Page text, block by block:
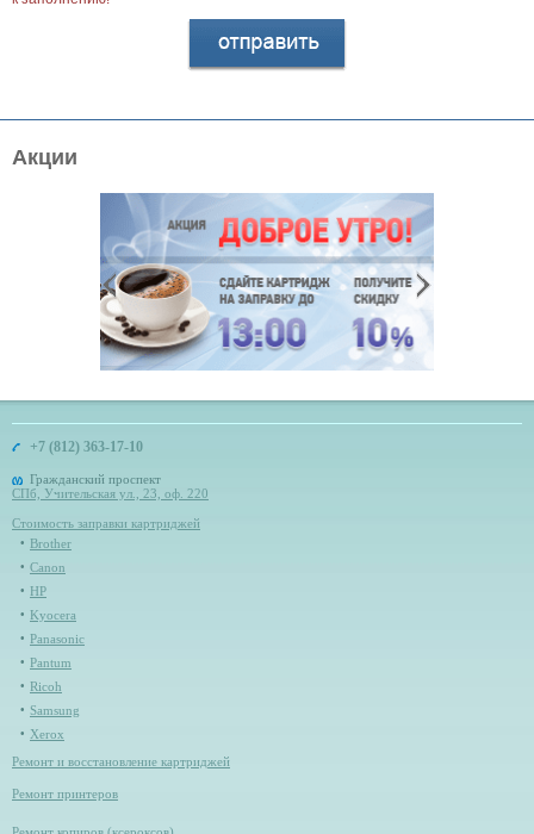
Акции
+7 (812) 363-17-10
Гражданский проспект
СПб, Учительская ул., 23, оф. 220
Стоимость заправки картриджей
Brother
Canon
HP
Kyocera
Panasonic
Pantum
Ricoh
Samsung
Xerox
Ремонт и восстановление картриджей
Ремонт принтеров